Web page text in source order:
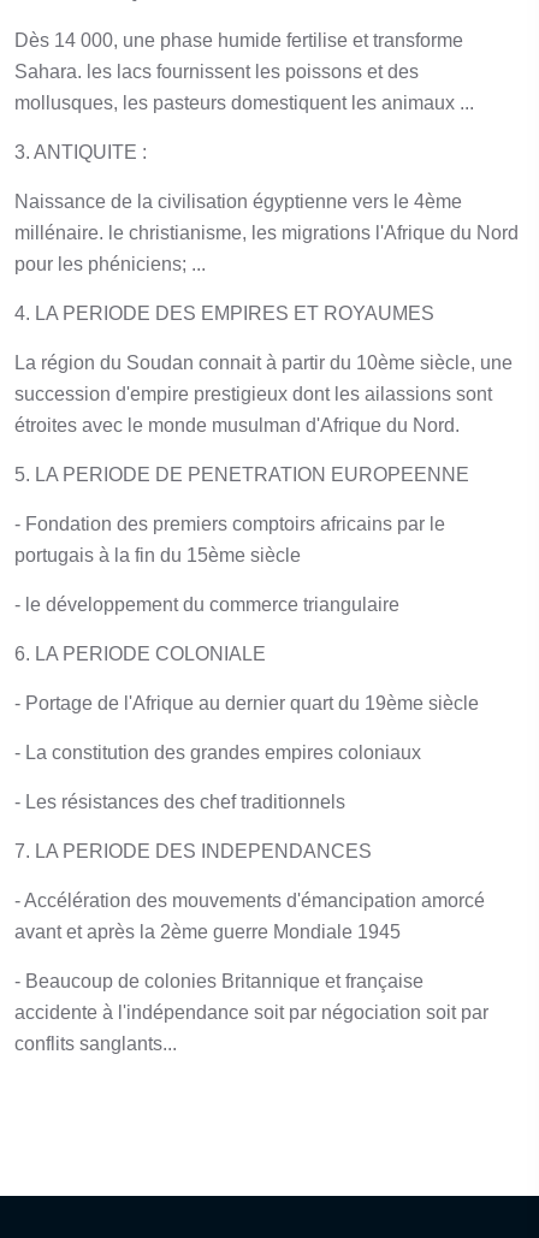
Dès 14 000, une phase humide fertilise et transforme
Sahara. les lacs fournissent les poissons et des
mollusques, les pasteurs domestiquent les animaux ...
3. ANTIQUITE :
Naissance de la civilisation égyptienne vers le 4ème
millénaire. le christianisme, les migrations l'Afrique du Nord
pour les phéniciens; ...
4. LA PERIODE DES EMPIRES ET ROYAUMES
La région du Soudan connait à partir du 10ème siècle, une
succession d'empire prestigieux dont les ailassions sont
étroites avec le monde musulman d'Afrique du Nord.
5. LA PERIODE DE PENETRATION EUROPEENNE
- Fondation des premiers comptoirs africains par le
portugais à la fin du 15ème siècle
- le développement du commerce triangulaire
6. LA PERIODE COLONIALE
- Portage de l'Afrique au dernier quart du 19ème siècle
- La constitution des grandes empires coloniaux
- Les résistances des chef traditionnels
7. LA PERIODE DES INDEPENDANCES
- Accélération des mouvements d'émancipation amorcé
avant et après la 2ème guerre Mondiale 1945
- Beaucoup de colonies Britannique et française
accidente à l'indépendance soit par négociation soit par
conflits sanglants...